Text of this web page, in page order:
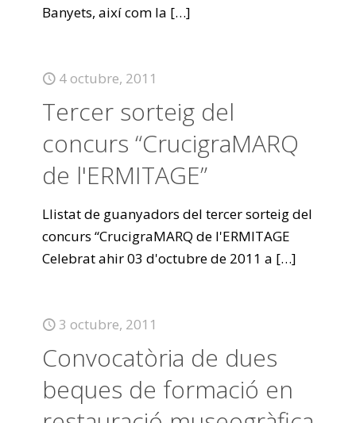
Banyets, així com la […]
4 octubre, 2011
Tercer sorteig del
concurs “CrucigraMARQ
de l'ERMITAGE”
Llistat de guanyadors del tercer sorteig del
concurs “CrucigraMARQ de l'ERMITAGE
Celebrat ahir 03 d'octubre de 2011 a […]
3 octubre, 2011
Convocatòria de dues
beques de formació en